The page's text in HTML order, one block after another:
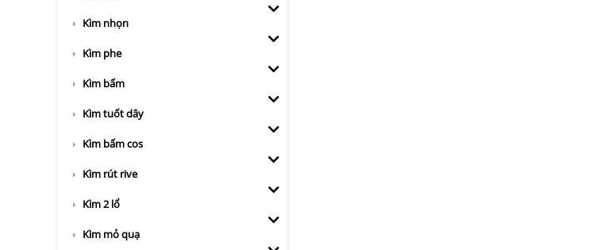
Kìm nhọn
Kìm phe
Kìm bấm
Kìm tuốt dây
Kìm bấm cos
Kìm rút rive
Kìm 2 lổ
Kìm mỏ quạ